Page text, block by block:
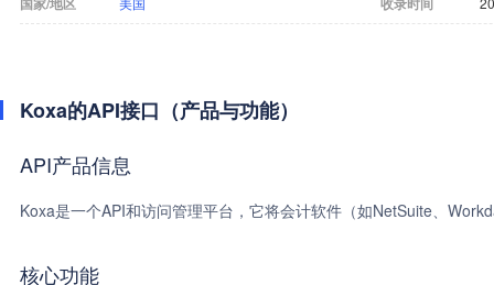
Koxa的API接口（产品与功能）
API产品信息
Koxa是一个API和访问管理平台，它将会计软件（如NetSuite、
核心功能